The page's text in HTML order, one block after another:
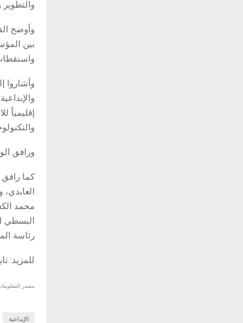
وأوضح
بين
وأشاروا
إقليمياً
ورافق
كما
محمد
البسطي
رئاسة
للمزيد:
مصدر
الإبداعية